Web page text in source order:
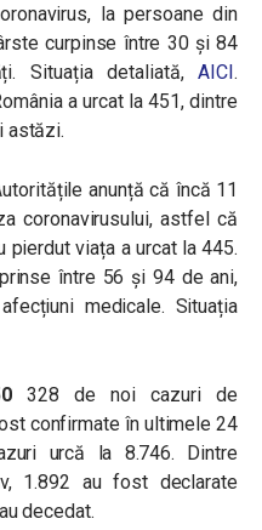
la persoane din
curpinse între 30 și 84
Situația detaliată,AICI.
a urcat la 451, dintre
astăzi.
anunță că încă 11
coronavirusului, astfel că
pierdut viața a urcat la 445.
între 56 și 94 de ani,
medicale. Situația
328 de noi cazuri de
confirmate în ultimele 24
urcă la 8.746. Dintre
1.892 au fost declarate
decedat.